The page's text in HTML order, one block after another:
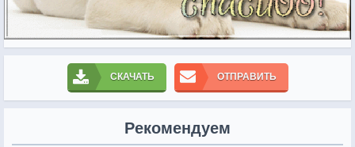
СКАЧАТЬ ОТПРАВИТЬ
Рекомендуем